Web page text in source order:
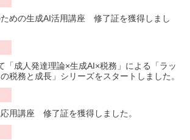
めの生成AI活用講座 修了証を獲得しまし
「成人発達理論×生成AI×税務」による「ラッ
税務と成長」シリーズをスタートしました。
用講座 修了証を獲得しました。